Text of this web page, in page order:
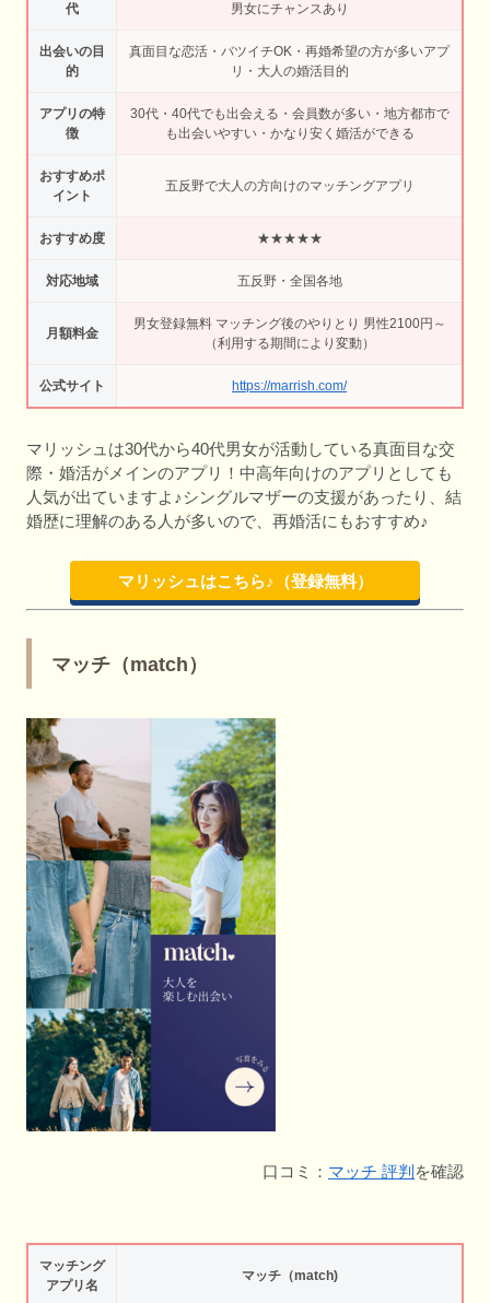
代
男女にチャンスあり
出会いの目
的
真面目な恋活・バツイチOK・再婚希望の方が多いアプ
リ・大人の婚活目的
アプリの特
徴
30代・40代でも出会える・会員数が多い・地方都市で
も出会いやすい・かなり安く婚活ができる
おすすめポ
イント
五反野で大人の方向けのマッチングアプリ
おすすめ度 ★★★★★
対応地域 五反野・全国各地
月額料金
男女登録無料 マッチング後のやりとり 男性2100円～
（利用する期間により変動）
公式サイト https://marrish.com/
マリッシュは30代から40代男女が活動している真面目な交
際・婚活がメインのアプリ！中高年向けのアプリとしても
人気が出ていますよ♪シングルマザーの支援があったり、結
婚歴に理解のある人が多いので、再婚活にもおすすめ♪
マリッシュはこちら♪（登録無料）
マッチ（match）
口コミ： マッチ 評判 を確認
マッチング
アプリ名
マッチ（match)